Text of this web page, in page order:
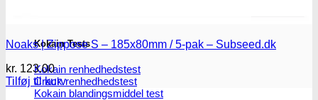
Kokain Tests
Kokain renhedhedstest
Crack renhedhedstest
Kokain blandingsmiddel test
Noaks | Zippose S – 185x80mm / 5-pak – Subseed.dk
kr. 123.00
Tilføj til kurv